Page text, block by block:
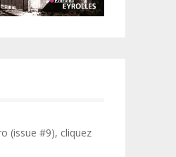
(issue #9), cliquez